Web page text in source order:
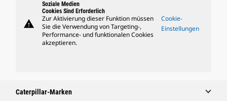
warning
Soziale Medien
Cookies Sind Erforderlich
Zur Aktivierung dieser Funktion müssen
Sie die Verwendung von Targeting-,
Performance- und funktionalen Cookies
akzeptieren.
Cookie-
Einstellungen
Caterpillar-Marken